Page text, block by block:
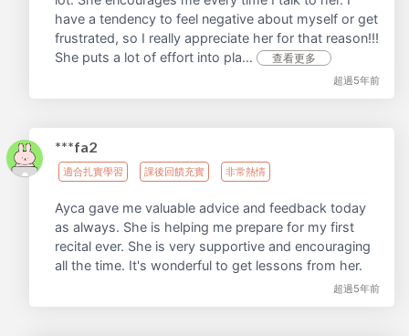
have a tendency to feel negative about myself or get
frustrated, so I really appreciate her for that reason!!!
She puts a lot of effort into pla...
查看更多
超過5年前
***fa2
適合扎實學習 課後回饋充實 非常熱情
Ayca gave me valuable advice and feedback today
as always. She is helping me prepare for my first
recital ever. She is very supportive and encouraging
all the time. It's wonderful to get lessons from her.
超過5年前